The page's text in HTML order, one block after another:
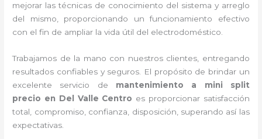
mejorar las técnicas de conocimiento del sistema y arreglo
del mismo, proporcionando un funcionamiento efectivo
con el fin de ampliar la vida útil del electrodoméstico.
Trabajamos de la mano con nuestros clientes, entregando
resultados confiables y seguros. El propósito de brindar un
excelente servicio de mantenimiento a mini split
precio en Del Valle Centro es proporcionar satisfacción
total, compromiso, confianza, disposición, superando así las
expectativas.